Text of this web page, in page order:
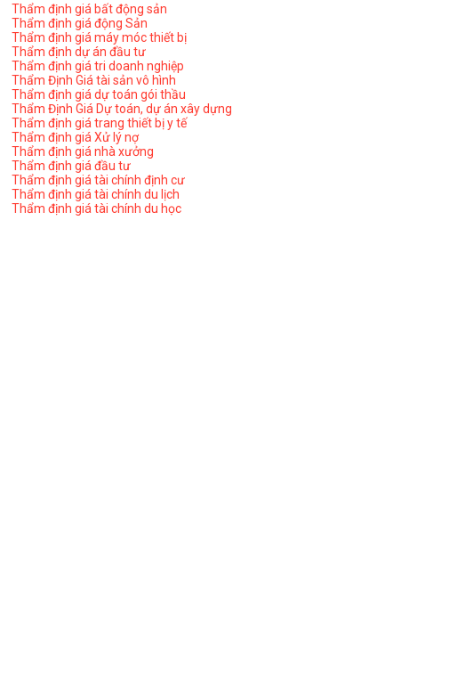
Thẩm định giá bất động sản
Thẩm định giá động Sản
Thẩm định giá máy móc thiết bị
Thẩm định dự án đầu tư
Thẩm định giá tri doanh nghiệp
Thẩm Định Giá tài sản vô hình
Thẩm định giá dự toán gói thầu
Thẩm Định Giá Dự toán, dự án xây dựng
Thẩm định giá trang thiết bị y tế
Thẩm định giá Xử lý nợ
Thẩm định giá nhà xưởng
Thẩm định giá đầu tư
Thẩm định giá tài chính định cư
Thẩm định giá tài chính du lịch
Thẩm định giá tài chính du học